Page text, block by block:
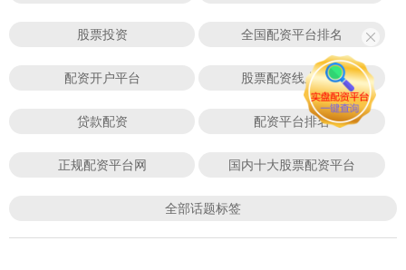
股票投资 全国配资平台排名
配资开户平台 股票配资线上平台
贷款配资 配资平台排名
正规配资平台网 国内十大股票配资平台
全部话题标签